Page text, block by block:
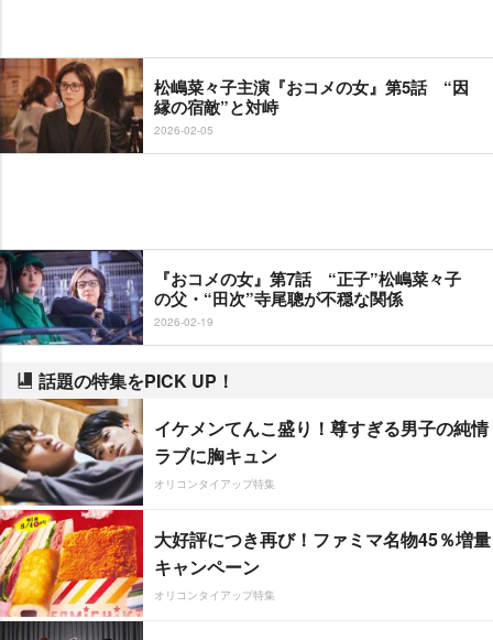
松嶋菜々子主演『おコメの女』第5話 “因
縁の宿敵”と対峙
2026-02-05
『おコメの女』第7話 “正子”松嶋菜々子
の父・“田次”寺尾聰が不穏な関係
2026-02-19
話題の特集をPICK UP！
イケメンてんこ盛り！尊すぎる男子の純情
ラブに胸キュン
オリコンタイアップ特集
大好評につき再び！ファミマ名物45％増量
キャンペーン
オリコンタイアップ特集